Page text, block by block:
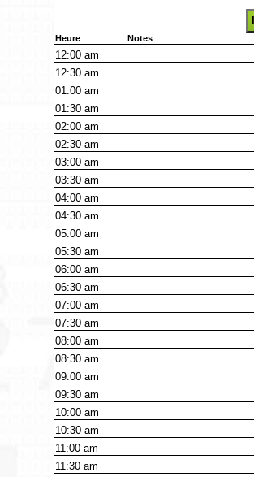
Heure Notes
12:00am
12:30am
01:00am
01:30am
02:00am
02:30am
03:00am
03:30am
04:00am
04:30am
05:00am
05:30am
06:00am
06:30am
07:00am
07:30am
08:00am
08:30am
09:00am
09:30am
10:00am
10:30am
11:00am
11:30am